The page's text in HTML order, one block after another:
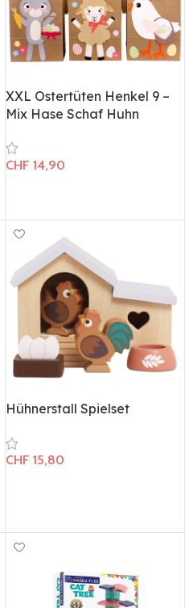
XXL Ostertüten Henkel 9 –
Mix Hase Schaf Huhn
CHF 14,90
Hühnerstall Spielset
CHF 15,80